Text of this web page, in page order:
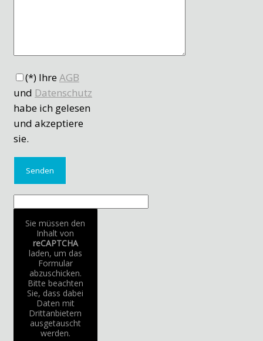
(*) IhreAGB
und Datenschutz
habe ich gelesen
und akzeptiere
sie.
Sie müssen den
Inhalt von
reCAPTCHA
laden, um das
Formular
abzuschicken.
Bitte beachten
Sie, dass dabei
Daten mit
Drittanbietern
ausgetauscht
werden.